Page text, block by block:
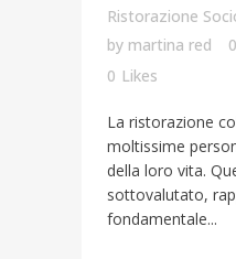
Ristorazione
by martina red
0 Likes
La ristorazione
moltissime
della loro vita.
sottovalutato,
fondamentale...